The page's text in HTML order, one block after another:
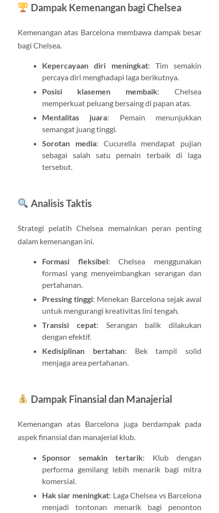
Dampak Kemenangan bagi Chelsea
Kemenangan atas Barcelona membawa dampak besar
bagi Chelsea.
Kepercayaan diri meningkat: Tim semakin
percaya diri menghadapi laga berikutnya.
Posisi klasemen membaik: Chelsea
memperkuat peluang bersaing di papan atas.
Mentalitas juara: Pemain menunjukkan
semangat juang tinggi.
Sorotan media: Cucurella mendapat pujian
sebagai salah satu pemain terbaik di laga
tersebut.
Analisis Taktis
Strategi pelatih Chelsea memainkan peran penting
dalam kemenangan ini.
Formasi fleksibel: Chelsea menggunakan
formasi yang menyeimbangkan serangan dan
pertahanan.
Pressing tinggi: Menekan Barcelona sejak awal
untuk mengurangi kreativitas lini tengah.
Transisi cepat: Serangan balik dilakukan
dengan efektif.
Kedisiplinan bertahan: Bek tampil solid
menjaga area pertahanan.
Dampak Finansial dan Manajerial
Kemenangan atas Barcelona juga berdampak pada
aspek finansial dan manajerial klub.
Sponsor semakin tertarik: Klub dengan
performa gemilang lebih menarik bagi mitra
komersial.
Hak siar meningkat: Laga Chelsea vs Barcelona
menjadi tontonan menarik bagi penonton